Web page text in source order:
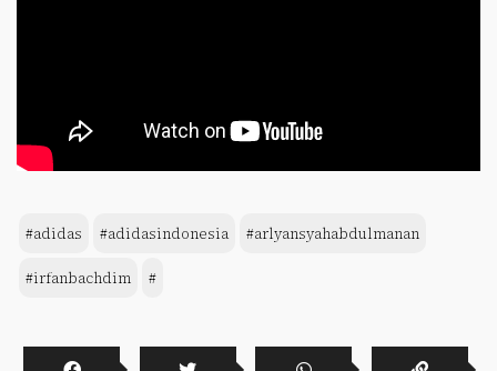
#adidas #adidasindonesia #arlyansyahabdulmanan
#irfanbachdim #